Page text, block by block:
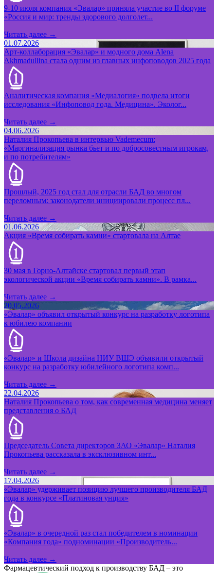
9-10 июля компания «Эвалар» приняла участие во II форуме
«Россия и мир: тренды здорового долголет...
Читать далее →
01.07.2026
Арт-коллаборация «Эвалар» и модного дома Alena
Akhmadullina стала одним из главных инфоповодов 2025 года
Аналитическая компания «Медиалогия» подвела итоги
исследования «Инфоповод года. Медицина». Эколог...
Читать далее →
04.06.2026
Наталия Прокопьева в интервью Vademecum:
«Маргинализация рынка бьет и по добросовестным игрокам,
и по потребителям»
Прошлый, 2025 год стал для отрасли БАД во многом
переломным: законодатели инициировали процесс пл...
Читать далее →
01.06.2026
Акция «Время собирать камни» стартовала на Алтае
30 мая в Горно-Алтайске стартовал первый этап
экологической акции «Время собирать камни». В рамка...
Читать далее →
20.05.2026
«Эвалар» объявил открытый конкурс на разработку логотипа
к юбилею компании
«Эвалар» и Школа дизайна НИУ ВШЭ объявили открытый
конкурс на разработку юбилейного логотипа комп...
Читать далее →
22.04.2026
Наталия Прокопьева о том, как современная медицина меняет
представления о БАД
Председатель Совета директоров ЗАО «Эвалар» Наталия
Прокопьева рассказала в эксклюзивном инт...
Читать далее →
17.04.2026
«Эвалар» удерживает позицию лучшего производителя БАД
года в конкурсе «Платиновая унция»
«Эвалар» в очередной раз стал победителем в номинации
«Компания года» подноминации «Производитель...
Читать далее →
Фармацевтический подход к производству БАД – это